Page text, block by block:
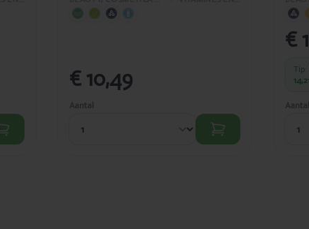
€ 10,49
Aantal
€
14,21
Aantal